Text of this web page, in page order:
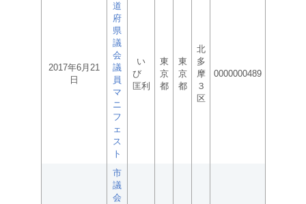
2017年6月21
日
道
府
県
議
会
議
員
マ
ニ
フ
ェ
ス
ト
い
び
匡利
東
京
都
東
京
都
北
多
摩
３
区
0000000489
市
議
会